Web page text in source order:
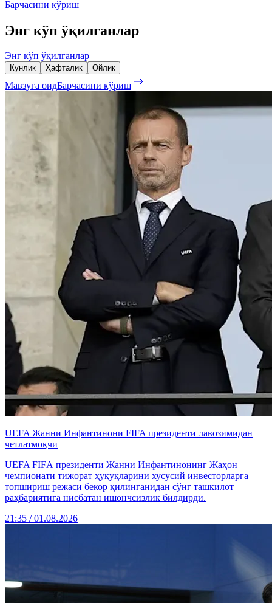
Барчасини кўриш
Энг кўп ўқилганлар
Энг кўп ўқилганлар
Кунлик Ҳафталик Ойлик
Мавзуга оидБарчасини кўриш
UEFA Жанни Инфантинони FIFA президенти лавозимидан
четлатмоқчи
UEFA FIFА президенти Жанни Инфантинонинг Жаҳон
чемпионати тижорат ҳуқуқларини хусусий инвесторларга
топшириш режаси бекор қилинганидан сўнг ташкилот
раҳбариятига нисбатан ишончсизлик билдирди.
21:35 / 01.08.2026